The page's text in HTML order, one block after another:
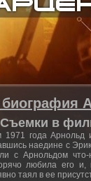
в
1971 года Арнольд
наедине с
с Арнольдом что-
любила его
таял в ее